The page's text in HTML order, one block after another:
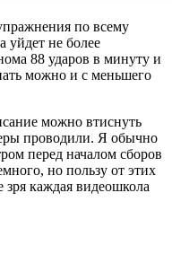
по всему
уйдет не более
88 ударов в минуту и
можно и с меньшего
можно втиснуть
проводили. Я обычно
перед началом сборов
но пользу от этих
каждая видеошкола